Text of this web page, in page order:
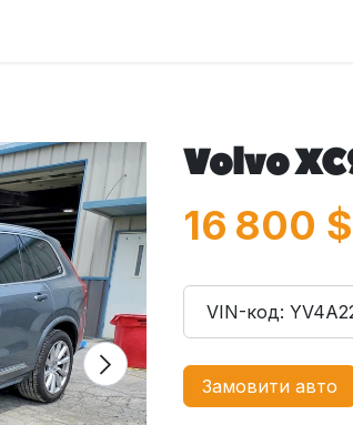
Volvo
16 800 $
VIN-код:
Замовити авто